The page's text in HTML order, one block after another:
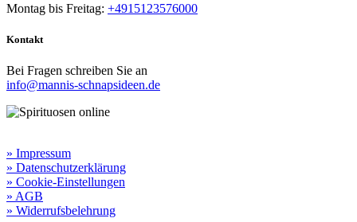
Montag bis Freitag: +4915123576000
Kontakt
Bei Fragen schreiben Sie an
info@mannis-schnapsideen.de
» Impressum
» Datenschutzerklärung
» Cookie-Einstellungen
» AGB
» Widerrufsbelehrung